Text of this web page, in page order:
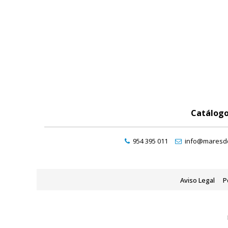
954 395 011
Aviso Legal